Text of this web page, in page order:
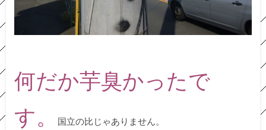
何だか芋臭かったで
す。
国立の比じゃありません。